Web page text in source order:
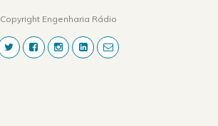
Copyright Engenharia Rádio